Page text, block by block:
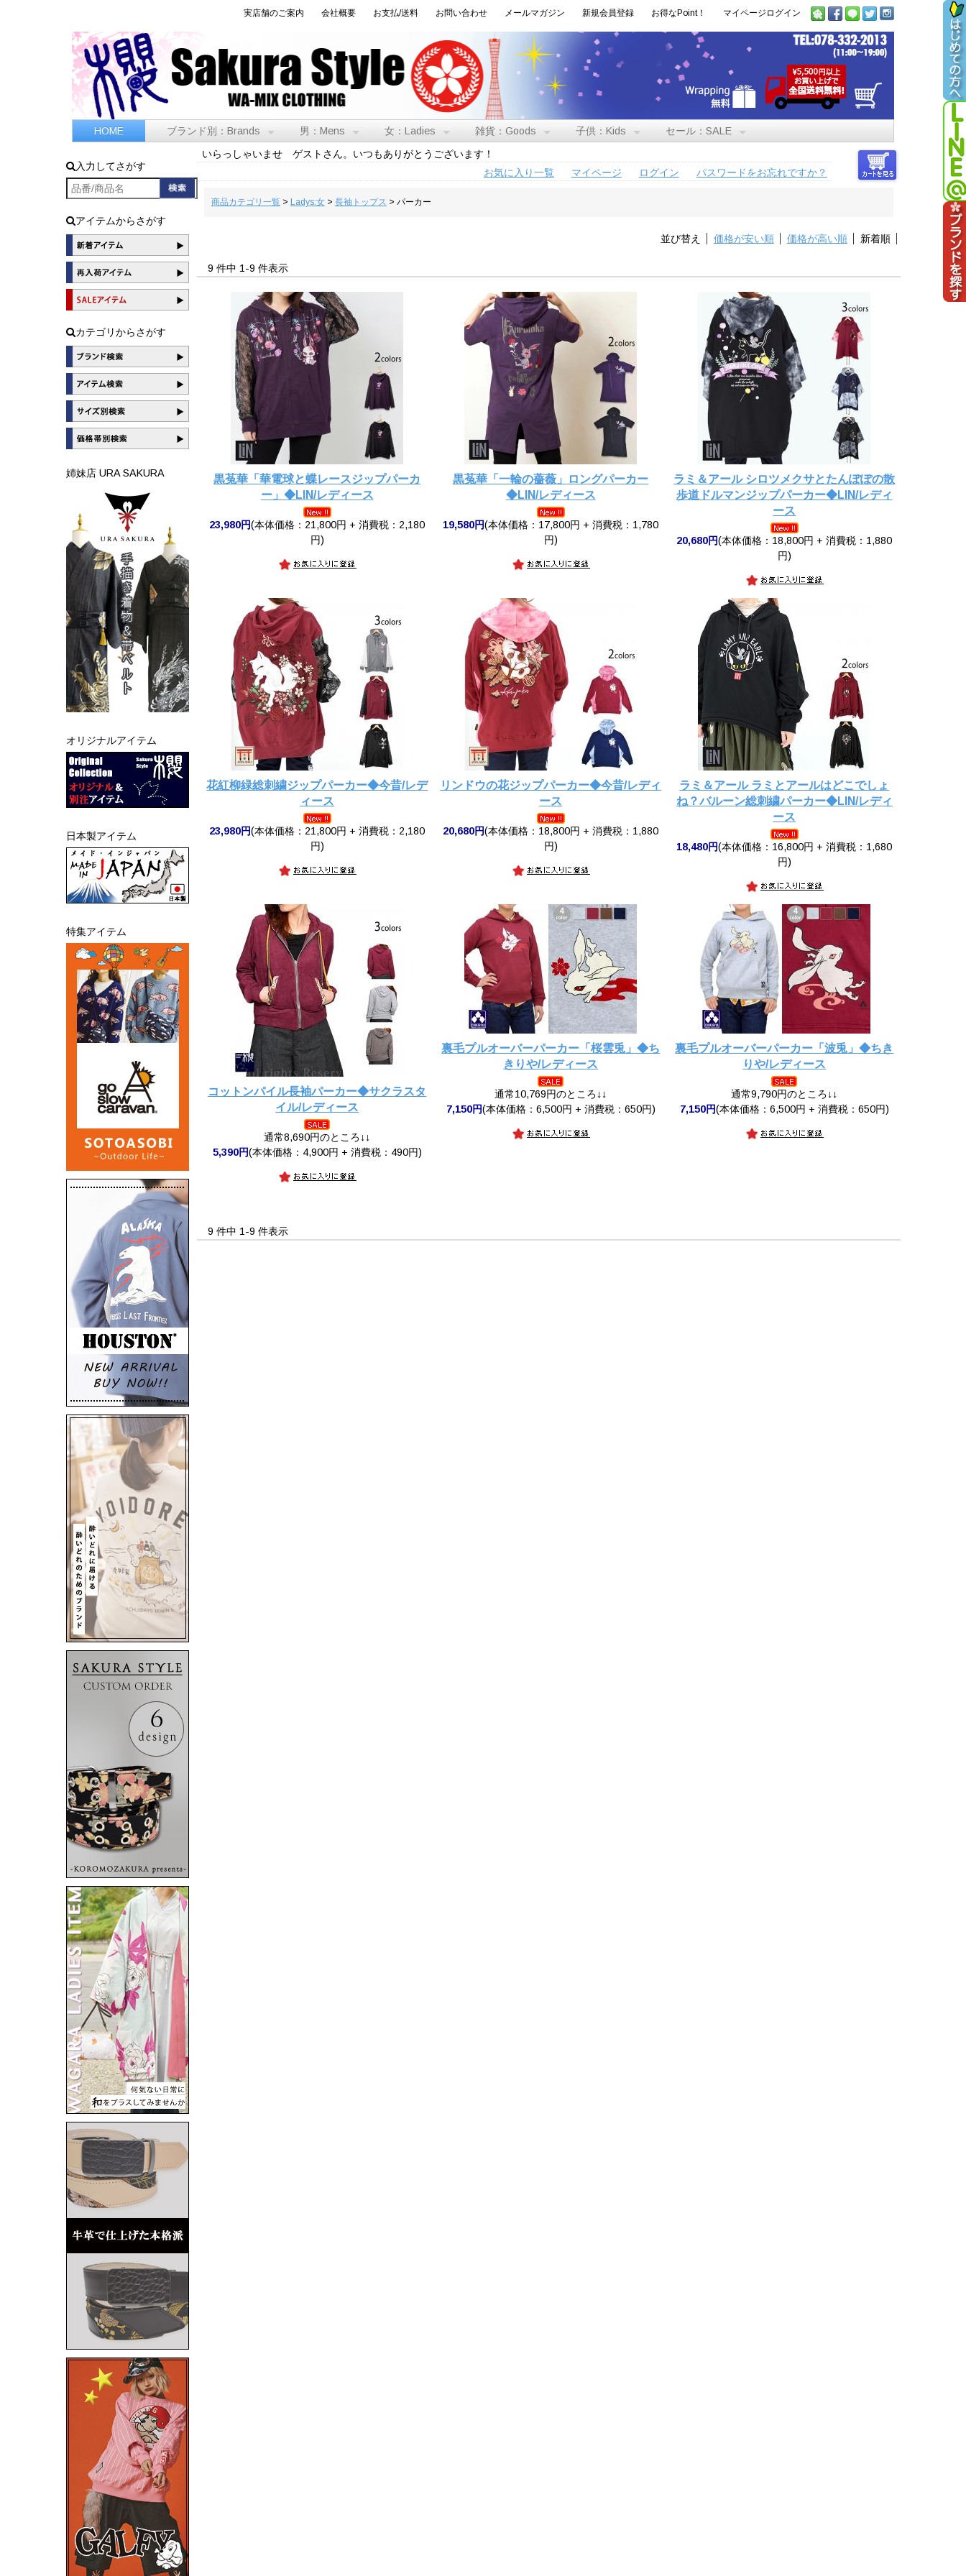
実店舗のご案内 会社概要 お支払/送料 お問い合わせ メールマガジン 新規会員登録 お得なPoint！ マイページログイン
HOME ブランド別：Brands 男：Mens 女：Ladies 雑貨：Goods 子供：Kids セール：SALE
入力してさがす
アイテムからさがす
カテゴリからさがす
姉妹店 URA SAKURA
オリジナルアイテム
日本製アイテム
特集アイテム
いらっしゃいませ ゲストさん。いつもありがとうございます！
お気に入り一覧
マイページ ログイン パスワードをお忘れですか？
商品カテゴリ一覧> Ladys:女> 長袖トップス > パーカー
並び替え 価格が安い順 価格が高い順 新着順
9 件中 1-9 件表示
黒菟華「華電球と蝶レースジップパーカ
ー」◆LIN/レディース
23,980円(本体価格：21,800円 + 消費税：2,180
円)
黒菟華「一輪の薔薇」ロングパーカー
◆LIN/レディース
19,580円(本体価格：17,800円 + 消費税：1,780
円)
ラミ＆アール シロツメクサとたんぽぽの散
歩道ドルマンジップパーカー◆LIN/レディ
ース
20,680円(本体価格：18,800円 + 消費税：1,880
円)
花紅柳緑総刺繍ジップパーカー◆今昔/レデ
ィース
23,980円(本体価格：21,800円 + 消費税：2,180
円)
リンドウの花ジップパーカー◆今昔/レディ
ース
20,680円(本体価格：18,800円 + 消費税：1,880
円)
ラミ＆アール ラミとアールはどこでしょ
ね？バルーン総刺繍パーカー◆LIN/レディ
ース
18,480円(本体価格：16,800円 + 消費税：1,680
円)
コットンパイル長袖パーカー◆サクラスタ
イル/レディース
通常8,690円のところ↓↓
5,390円(本体価格：4,900円 + 消費税：490円)
裏毛プルオーバーパーカー「桜雲兎」◆ち
きりや/レディース
通常10,769円のところ↓↓
7,150円(本体価格：6,500円 + 消費税：650円)
裏毛プルオーバーパーカー「波兎」◆ちき
りや/レディース
通常9,790円のところ↓↓
7,150円(本体価格：6,500円 + 消費税：650円)
9 件中 1-9 件表示